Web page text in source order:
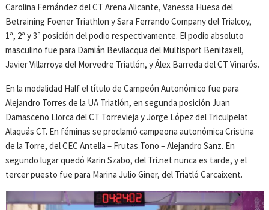
Carolina Fernández del CT Arena Alicante, Vanessa Huesa del
Betraining Foener Triathlon y Sara Ferrando Company del Trialcoy,
1ª, 2ª y 3ª posición del podio respectivamente. El podio absoluto
masculino fue para Damián Bevilacqua del Multisport Benitaxell,
Javier Villarroya del Morvedre Triatlón, y Álex Barreda del CT Vinarós.
En la modalidad Half el título de Campeón Autonómico fue para
Alejandro Torres de la UA Triatlón, en segunda posición Juan
Damasceno Llorca del CT Torrevieja y Jorge López del Triculpelat
Alaquás CT. En féminas se proclamó campeona autonómica Cristina
de la Torre, del CEC Antella – Frutas Tono – Alejandro Sanz. En
segundo lugar quedó Karin Szabo, del Tri.net nunca es tarde, y el
tercer puesto fue para Marina Julio Giner, del Triatló Carcaixent.